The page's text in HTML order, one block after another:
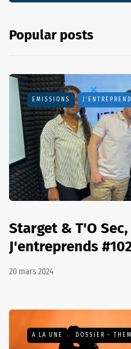
Popular posts
EMISSIONS
Starget & T'O
J'entreprends
20 mars 2024
A LA UNE DOSSIER -